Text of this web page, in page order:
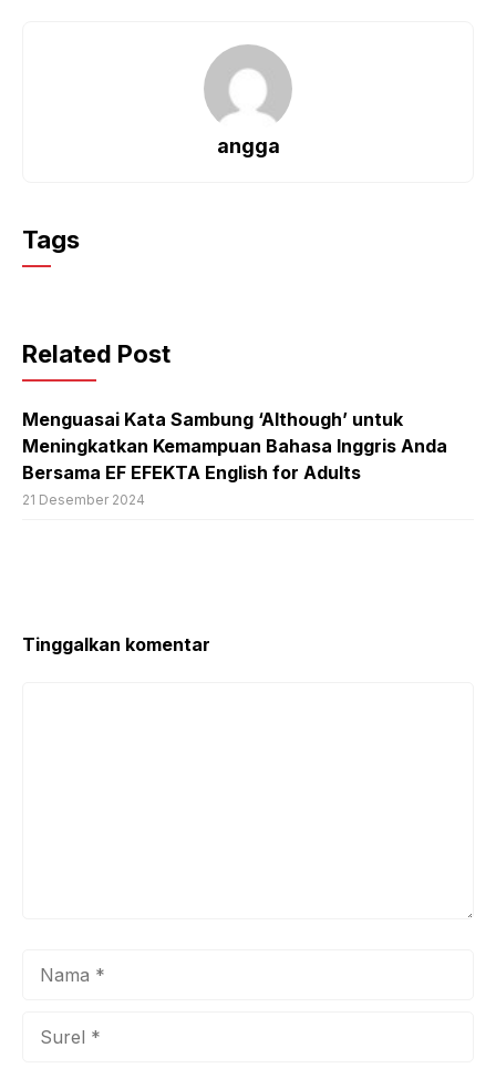
angga
Tags
Related Post
Menguasai Kata Sambung ‘Although’ untuk
Meningkatkan Kemampuan Bahasa Inggris Anda
Bersama EF EFEKTA English for Adults
21 Desember 2024
Tinggalkan komentar